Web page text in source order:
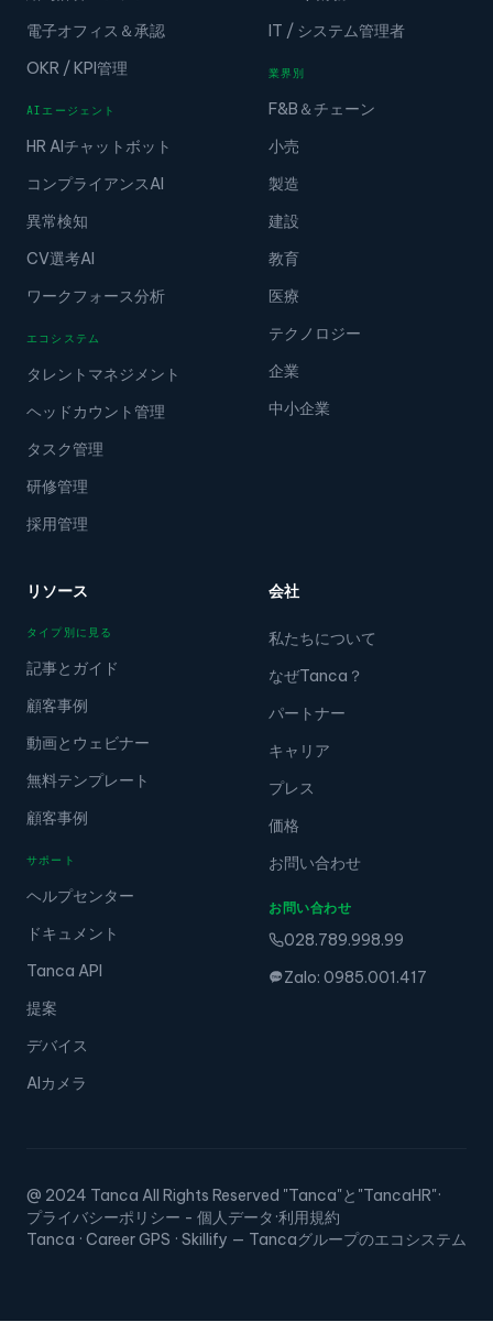
電子オフィス＆承認
OKR / KPI管理
AIエージェント
HR AIチャットボット
コンプライアンスAI
異常検知
CV選考AI
ワークフォース分析
エコシステム
タレントマネジメント
ヘッドカウント管理
タスク管理
研修管理
採用管理
IT / システム管理者
業界別
F&B＆チェーン
小売
製造
建設
教育
医療
テクノロジー
企業
中小企業
リソース
タイプ別に見る
記事とガイド
顧客事例
動画とウェビナー
無料テンプレート
顧客事例
サポート
ヘルプセンター
ドキュメント
Tanca API
提案
デバイス
AIカメラ
会社
私たちについて
なぜTanca？
パートナー
キャリア
プレス
価格
お問い合わせ
お問い合わせ
028.789.998.99
Zalo: 0985.001.417
@ 2024 Tanca All Rights Reserved "Tanca"と"TancaHR"·
プライバシーポリシー - 個人データ ·利用規約
Tanca · Career GPS · Skillify — Tancaグループのエコシステム